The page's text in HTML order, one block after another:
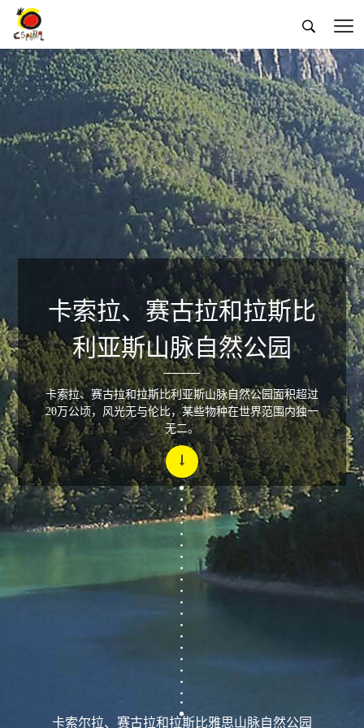
 
卡索尔拉、赛古拉和拉斯比雅思山脉自然公园
卡索拉、赛古拉和拉斯比
利亚斯山脉自然公园
卡索拉、赛古拉和拉斯比利亚斯山脉自然公园面积超过
20万公顷，风光无与伦比，某些物种在世界范围内独一
无二。